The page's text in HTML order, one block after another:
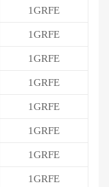
1GRFE
1GRFE
1GRFE
1GRFE
1GRFE
1GRFE
1GRFE
1GRFE